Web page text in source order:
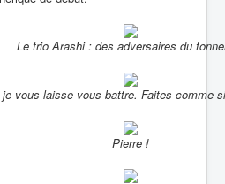
Le trio Arashi : des adversaires du
vous laisse vous battre. Faites comme
Pierre !